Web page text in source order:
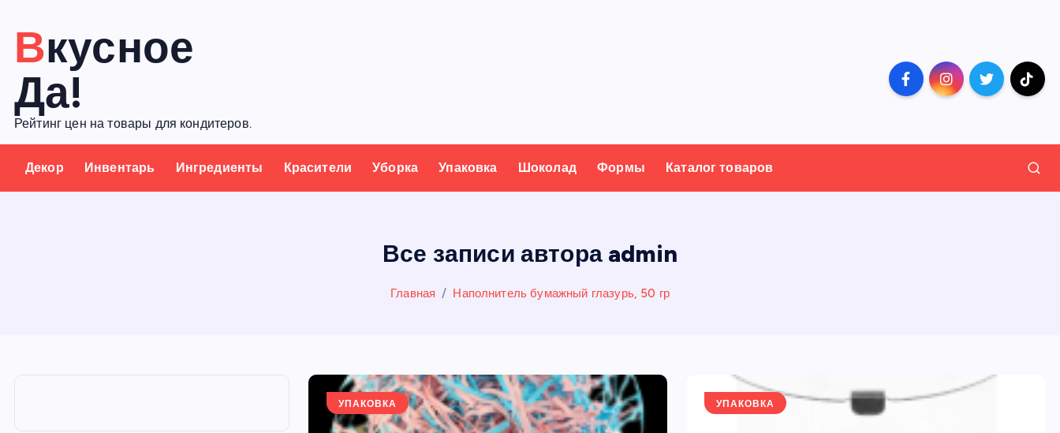
с
Вкусное
Да!
Рейтинг цен на товары для кондитеров.
Декор Инвентарь Ингредиенты Красители Уборка Упаковка Шоколад Формы Каталог товаров
Все записи автора admin
Главная Наполнитель бумажный глазурь, 50 гр
УПАКОВКА УПАКОВКА